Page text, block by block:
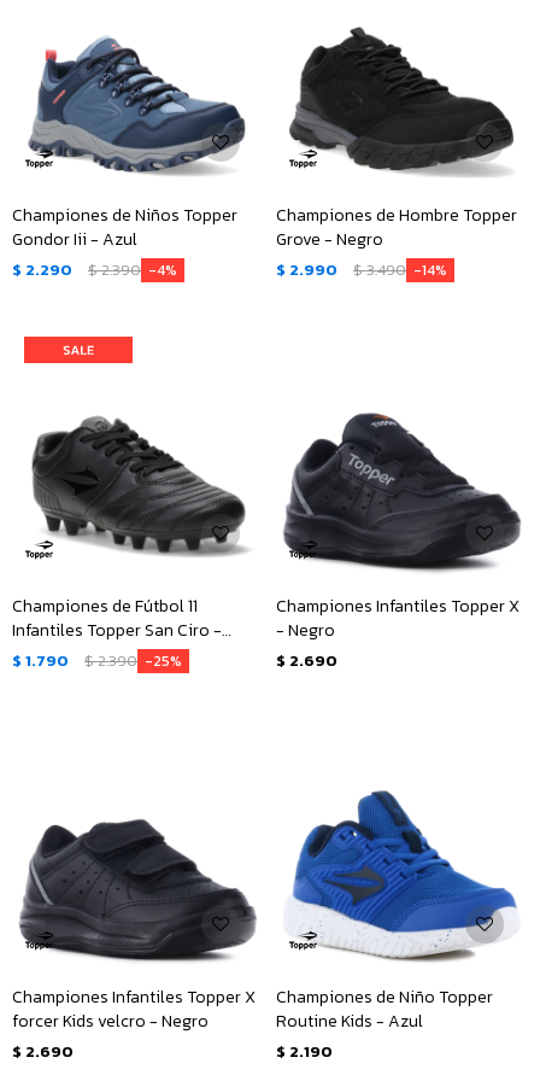
Championes de Niños Topper
Gondor Iii - Azul
$ 2.290 $2.390 4
Championes de Hombre Topper
Grove - Negro
$ 2.990 $3.490 14
Championes de Fútbol 11
Infantiles Topper San Ciro -
Negro
$ 1.790 $2.390 25
Championes Infantiles Topper X
- Negro
$ 2.690
Championes Infantiles Topper X
forcer Kids velcro - Negro
$ 2.690
Championes de Niño Topper
Routine Kids - Azul
$ 2.190